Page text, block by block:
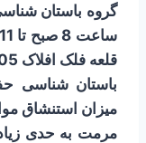
گروه باستان
باستان شناسی
میزان استنشاق
مرمت به حدی